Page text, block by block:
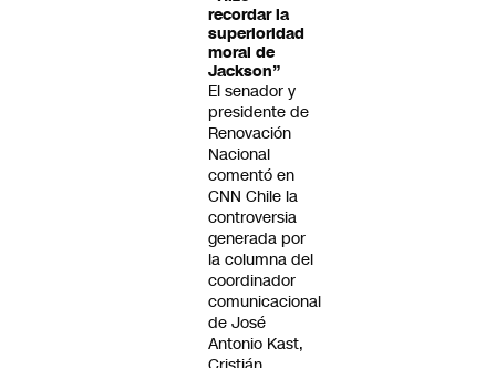
recordar la
superioridad
moral de
Jackson”
El senador y
presidente de
Renovación
Nacional
comentó en
CNN Chile la
controversia
generada por
la columna del
coordinador
comunicacional
de José
Antonio Kast,